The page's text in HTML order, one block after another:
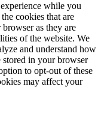
while you
cookies that are
browser as they are
of the website. We
and understand how
in your browser
to opt-out of these
may affect your